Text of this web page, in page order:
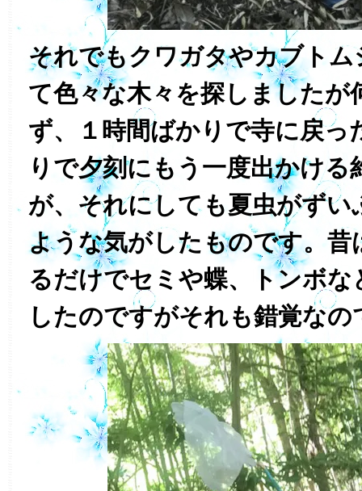
それでもクワガタやカブト
て色々な木々を探しましたが
ず、１時間ばかりで寺に戻っ
りで夕刻にもう一度出かける
が、それにしても夏虫がずい
ような気がしたものです。昔
るだけでセミや蝶、トンボな
したのですがそれも錯覚な